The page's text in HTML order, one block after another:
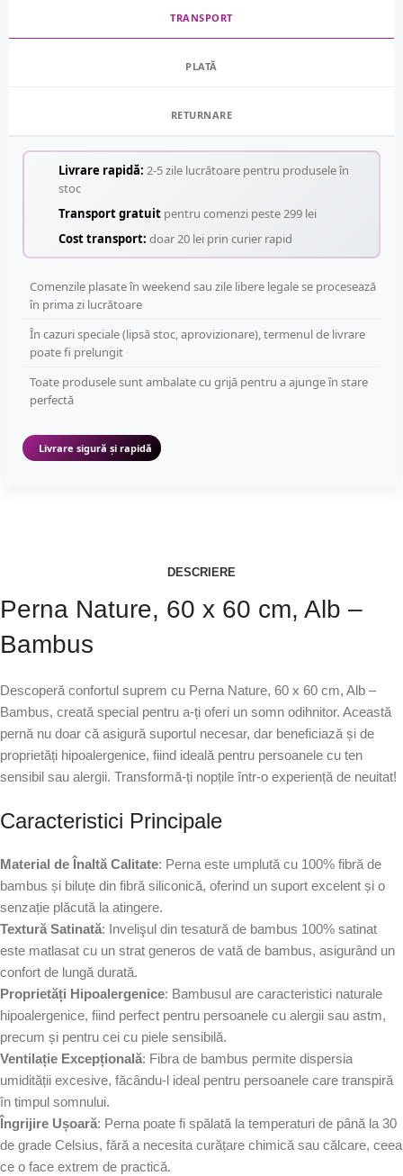
TRANSPORT
PLATĂ
RETURNARE
Livrare rapidă: 2-5 zile lucrătoare pentru produsele în
stoc
Transport gratuit pentru comenzi peste 299 lei
Cost transport: doar 20 lei prin curier rapid
Comenzile plasate în weekend sau zile libere legale se procesează
în prima zi lucrătoare
În cazuri speciale (lipsă stoc, aprovizionare), termenul de livrare
poate fi prelungit
Toate produsele sunt ambalate cu grijă pentru a ajunge în stare
perfectă
Livrare sigură și rapidă
DESCRIERE
Perna Nature, 60 x 60 cm, Alb –
Bambus
Descoperă confortul suprem cu Perna Nature, 60 x 60 cm, Alb –
Bambus, creată special pentru a-ți oferi un somn odihnitor. Această
pernă nu doar că asigură suportul necesar, dar beneficiază și de
proprietăți hipoalergenice, fiind ideală pentru persoanele cu ten
sensibil sau alergii. Transformă-ți nopțile într-o experiență de neuitat!
Caracteristici Principale
Material de Înaltă Calitate: Perna este umplută cu 100% fibră de
bambus și biluțe din fibră siliconică, oferind un suport excelent și o
senzație plăcută la atingere.
Textură Satinată: Invelişul din tesatură de bambus 100% satinat
este matlasat cu un strat generos de vată de bambus, asigurând un
confort de lungă durată.
Proprietăți Hipoalergenice: Bambusul are caracteristici naturale
hipoalergenice, fiind perfect pentru persoanele cu alergii sau astm,
precum și pentru cei cu piele sensibilă.
Ventilație Excepțională: Fibra de bambus permite dispersia
umidității excesive, făcându-l ideal pentru persoanele care transpiră
în timpul somnului.
Îngrijire Ușoară: Perna poate fi spălată la temperaturi de până la 30
de grade Celsius, fără a necesita curățare chimică sau călcare, ceea
ce o face extrem de practică.